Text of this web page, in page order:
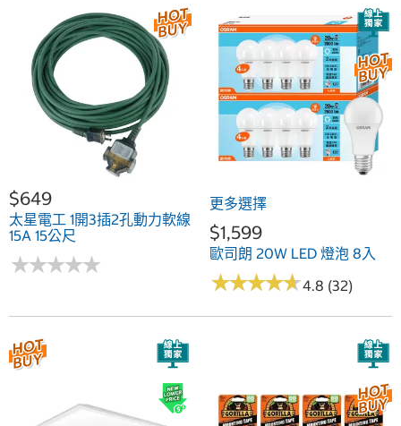
$649
太星電工 1開3插2孔動力軟線
15A 15公尺
★★★★★
★★★★★
更多選擇
$1,599
歐司朗 20W LED 燈泡 8入
★★★★★
★★★★★4.8 (32)